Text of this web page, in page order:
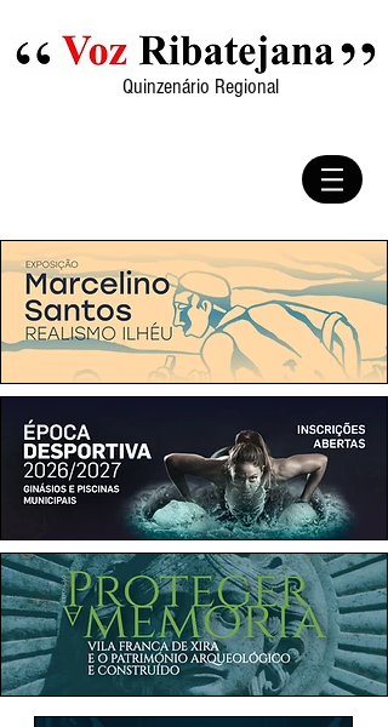
Quinzenário Regional